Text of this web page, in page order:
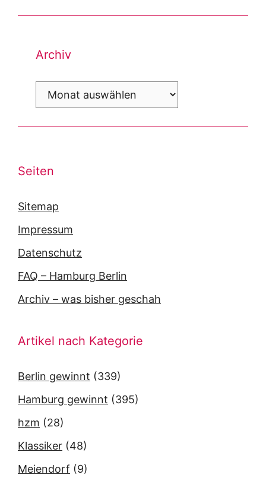
Archiv
Archiv
Seiten
Sitemap
Impressum
Datenschutz
FAQ – Hamburg Berlin
Archiv – was bisher geschah
Artikel nach Kategorie
Berlin gewinnt (339)
Hamburg gewinnt (395)
hzm (28)
Klassiker (48)
Meiendorf (9)